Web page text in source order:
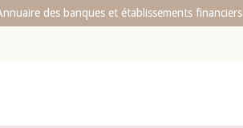
des banques et établissements financiers